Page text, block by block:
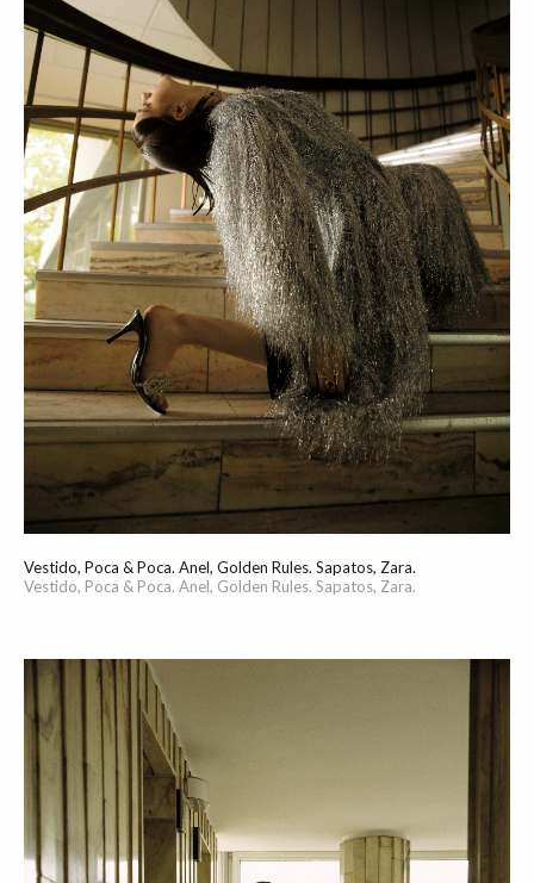
Vestido, Poca & Poca. Anel, Golden Rules. Sapatos, Zara.
Vestido, Poca & Poca. Anel, Golden Rules. Sapatos, Zara.